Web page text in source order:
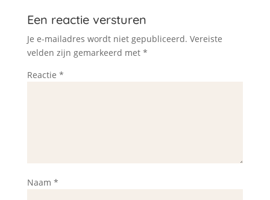
Een reactie versturen
Je e-mailadres wordt niet gepubliceerd. Vereiste
velden zijn gemarkeerd met *
Reactie *
Naam *